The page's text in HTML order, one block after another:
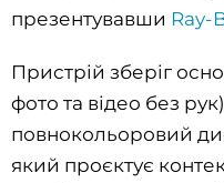
презентувавши Ray-
Пристрій зберіг
фото та відео без
повнокольоровий
який проєктує